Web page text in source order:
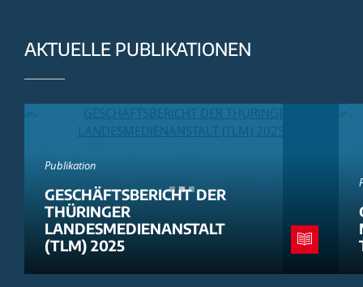
AKTUELLE PUBLIKATIONEN
Publikation
GESCHÄFTSBERICHT DER
THÜRINGER
LANDESMEDIENANSTALT
(TLM) 2025